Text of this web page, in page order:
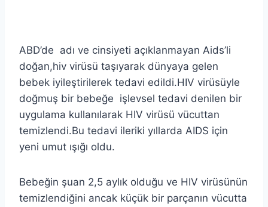
ABD’de adı ve cinsiyeti açıklanmayan Aids’li
doğan,hiv virüsü taşıyarak dünyaya gelen
bebek iyileştirilerek tedavi edildi.HIV virüsüyle
doğmuş bir bebeğe işlevsel tedavi denilen bir
uygulama kullanılarak HIV virüsü vücuttan
temizlendi.Bu tedavi ileriki yıllarda AIDS için
yeni umut ışığı oldu.
Bebeğin şuan 2,5 aylık olduğu ve HIV virüsünün
temizlendiğini ancak küçük bir parçanın vücutta